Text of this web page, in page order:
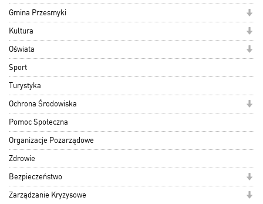
Gmina Przesmyki
Kultura
Oświata
Sport
Turystyka
Ochrona Środowiska
Pomoc Społeczna
Organizacje Pozarządowe
Zdrowie
Bezpieczeństwo
Zarządzanie Kryzysowe